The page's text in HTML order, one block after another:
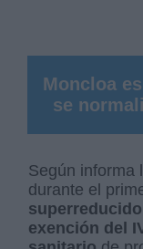
Moncloa
se
Según informa
durante el
exención del